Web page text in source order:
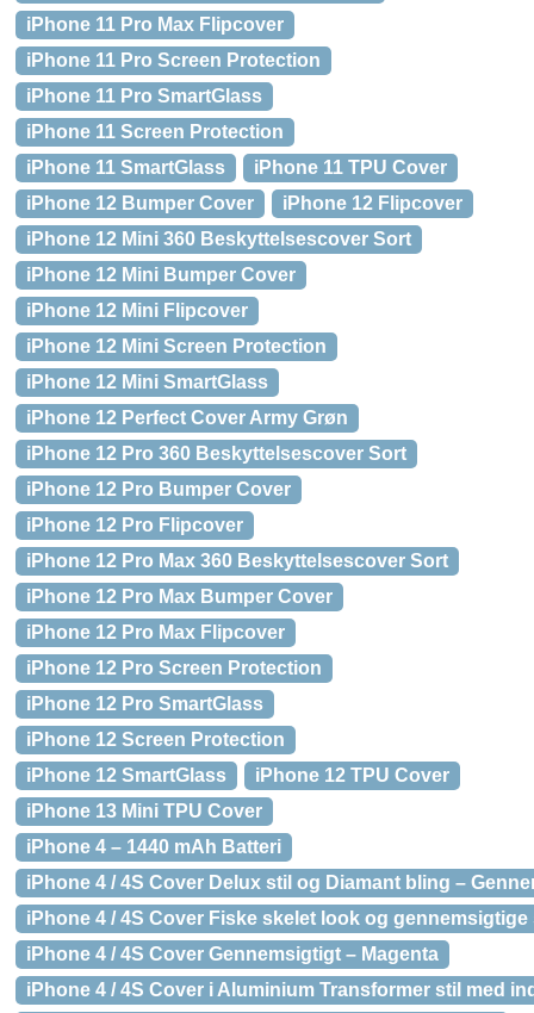
iPhone 11 Pro Max Flipcover
iPhone 11 Pro Screen Protection
iPhone 11 Pro SmartGlass
iPhone 11 Screen Protection
iPhone 11 SmartGlass
iPhone 11 TPU Cover
iPhone 12 Bumper Cover
iPhone 12 Flipcover
iPhone 12 Mini 360 Beskyttelsescover Sort
iPhone 12 Mini Bumper Cover
iPhone 12 Mini Flipcover
iPhone 12 Mini Screen Protection
iPhone 12 Mini SmartGlass
iPhone 12 Perfect Cover Army Grøn
iPhone 12 Pro 360 Beskyttelsescover Sort
iPhone 12 Pro Bumper Cover
iPhone 12 Pro Flipcover
iPhone 12 Pro Max 360 Beskyttelsescover Sort
iPhone 12 Pro Max Bumper Cover
iPhone 12 Pro Max Flipcover
iPhone 12 Pro Screen Protection
iPhone 12 Pro SmartGlass
iPhone 12 Screen Protection
iPhone 12 SmartGlass
iPhone 12 TPU Cover
iPhone 13 Mini TPU Cover
iPhone 4 – 1440 mAh Batteri
iPhone 4 / 4S Cover Delux stil og Diamant bling –
iPhone 4 / 4S Cover Fiske skelet look og gennemsigtige
iPhone 4 / 4S Cover Gennemsigtigt – Magenta
iPhone 4 / 4S Cover i Aluminium Transformer stil med